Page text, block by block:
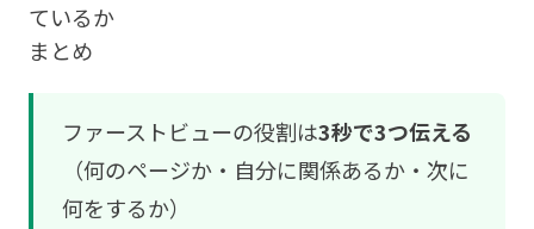
ているか
まとめ
ファーストビューの役割は3秒で3つ伝える
（何のページか・自分に関係あるか・次に
何をするか）